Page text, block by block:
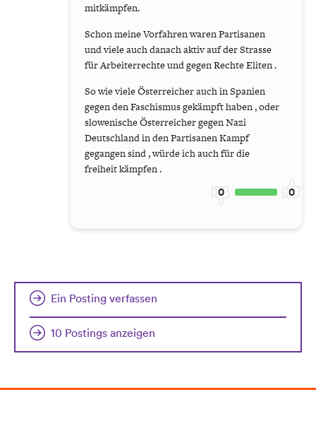
mitkämpfen.
Schon meine Vorfahren waren Partisanen
und viele auch danach aktiv auf der Strasse
für Arbeiterrechte und gegen Rechte Eliten .
So wie viele Österreicher auch in Spanien
gegen den Faschismus gekämpft haben , oder
slowenische Österreicher gegen Nazi
Deutschland in den Partisanen Kampf
gegangen sind , würde ich auch für die
freiheit kämpfen .
0 0
Ein Posting verfassen
10 Postings anzeigen